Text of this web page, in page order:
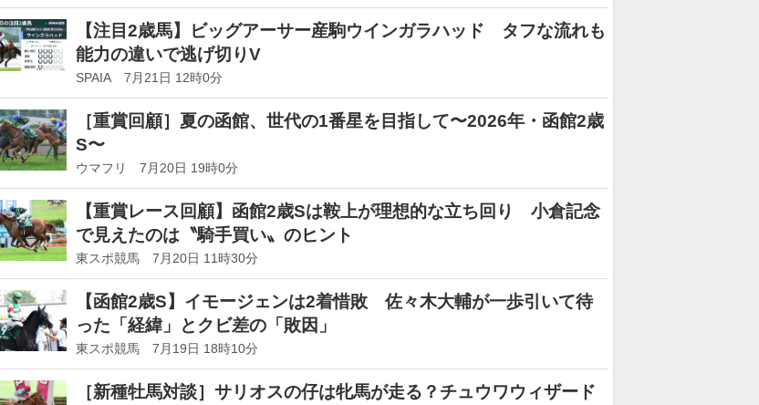
【注目2歳馬】ビッグアーサー産駒ウインガラハッド タフな流れも
能力の違いで逃げ切りV
SPAIA 7月21日 12時0分
［重賞回顧］夏の函館、世代の1番星を目指して〜2026年・函館2歳
S〜
ウマフリ 7月20日 19時0分
【重賞レース回顧】函館2歳Sは鞍上が理想的な立ち回り 小倉記念
で見えたのは〝騎手買い〟のヒント
東スポ競馬 7月20日 11時30分
【函館2歳S】イモージェンは2着惜敗 佐々木大輔が一歩引いて待
った「経緯」とクビ差の「敗因」
東スポ競馬 7月19日 18時10分
［新種牡馬対談］サリオスの仔は牝馬が走る？チュウワウィザード